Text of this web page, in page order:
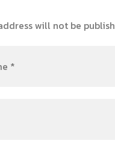
will not be